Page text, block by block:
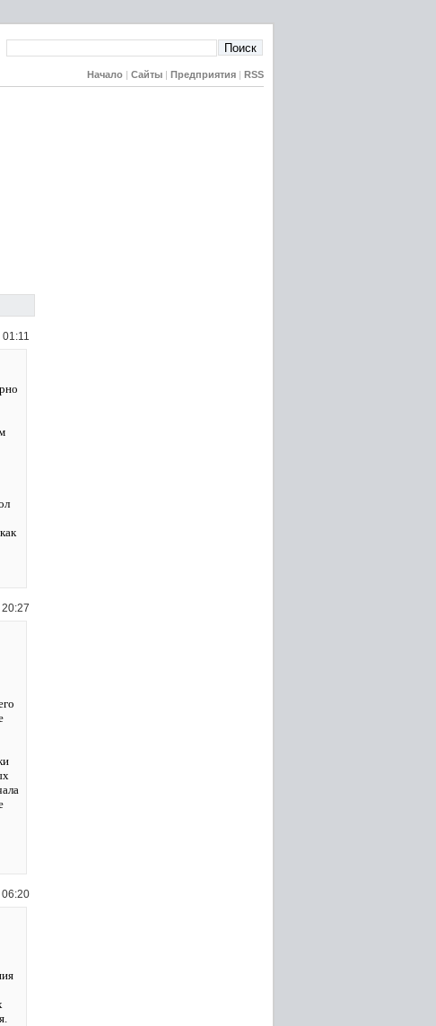
Начало Сайты Предприятия RSS